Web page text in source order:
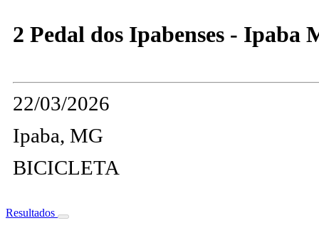
2 Pedal dos Ipabenses - Ipaba
22/03/2026
Ipaba, MG
BICICLETA
Resultados